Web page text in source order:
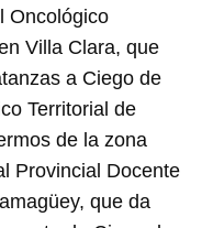
Oncológico
Villa Clara, que
a Ciego de
Territorial de
de la zona
Provincial Docente
que da